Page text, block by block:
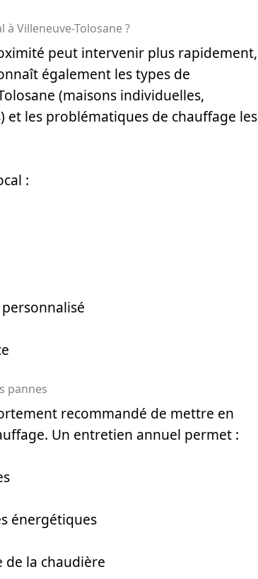
Villeneuve-Tolosane ?
peut intervenir plus rapidement,
également les types de
(maisons individuelles,
et les problématiques de chauffage les
:
pannes
recommandé de mettre en
Un entretien annuel permet :
énergétiques
de la chaudière